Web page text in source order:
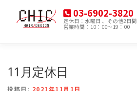
ツ
03-6902-3820
定休日：水曜日 、その他2日間
営業時間：10：00～19：00
11月定休日
投稿日: 2021年11月1日